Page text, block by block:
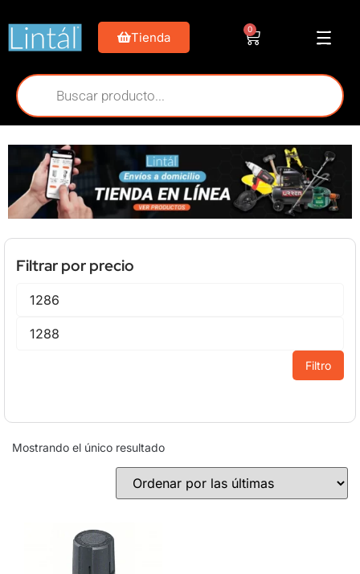
Tienda
0
Filtrar por precio
Filtro
Mostrando el único resultado